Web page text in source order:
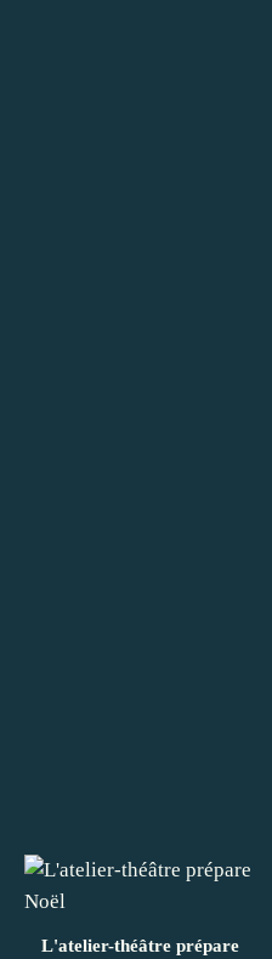
L'atelier-théâtre prépare